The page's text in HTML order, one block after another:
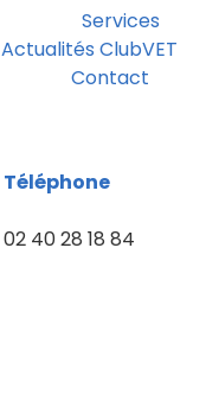
Services
Actualités ClubVET
Contact
Téléphone
02 40 28 18 84